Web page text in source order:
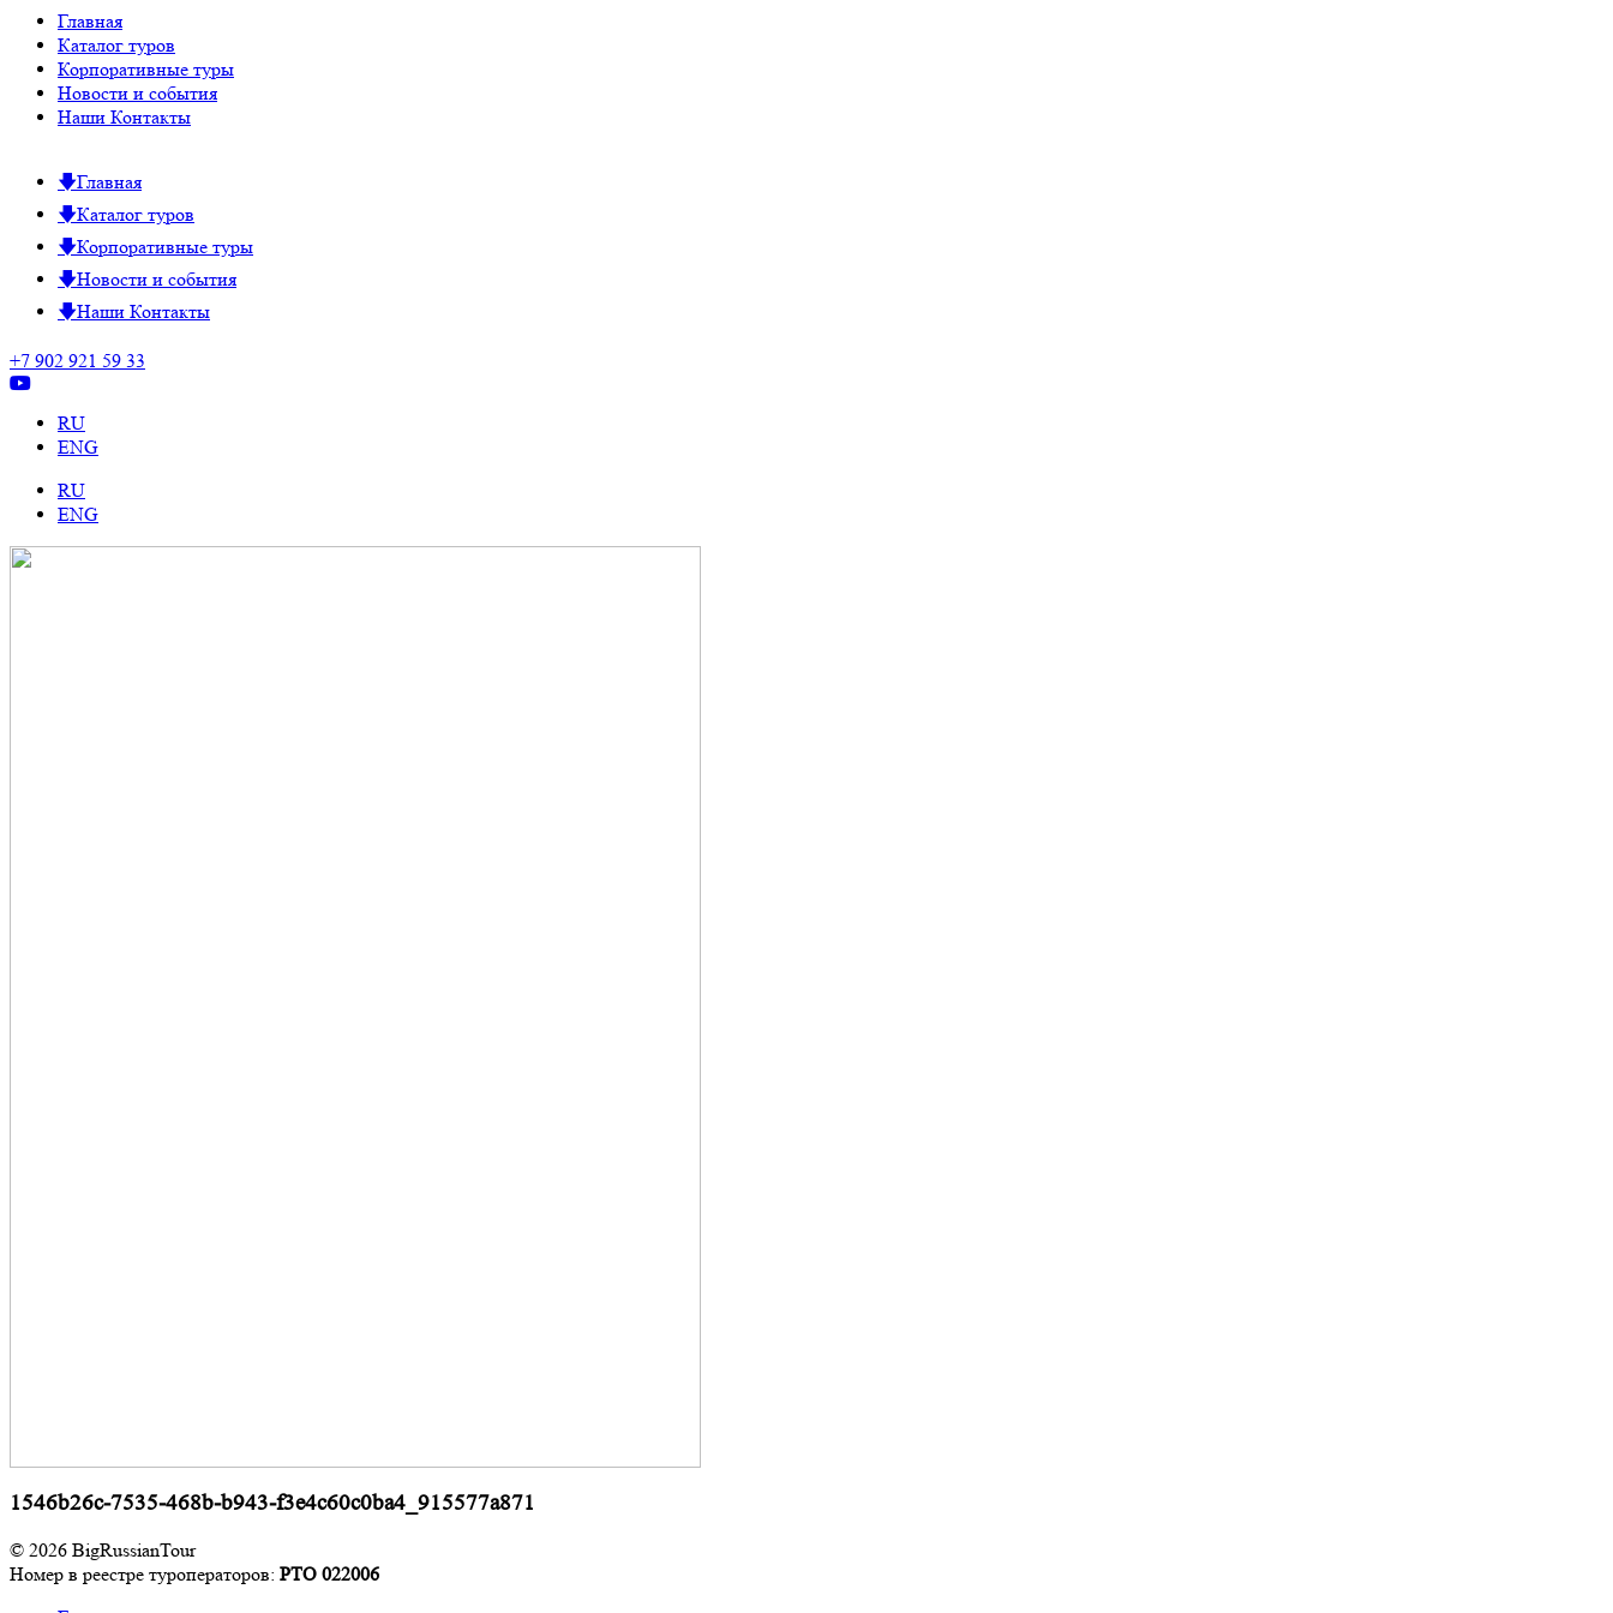
Главная
Каталог туров
Корпоративные туры
Новости и события
Наши Контакты
Главная
Каталог туров
Корпоративные туры
Новости и события
Наши Контакты
+7 902 921 59 33
RU
ENG
RU
ENG
1546b26c-7535-468b-b943-f3e4c60c0ba4_915577a871
© 2026 BigRussianTour
Номер в реестре туроператоров: РТО 022006